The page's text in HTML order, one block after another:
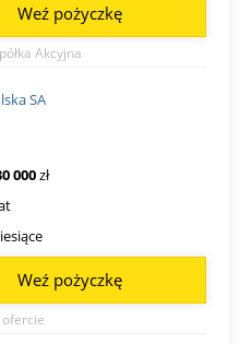
Akcyjna
Weź pożyczkę
SA
000zł
Weź pożyczkę